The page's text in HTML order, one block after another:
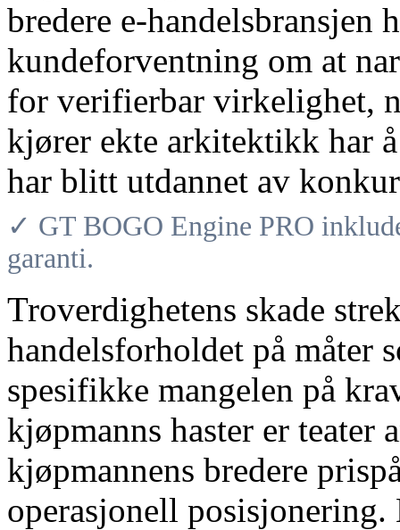
bredere e-handelsbransjen
kundeforventning om at
for verifierbar virkelighet,
kjører ekte arkitektikk har
har blitt utdannet av
✓ GT BOGO Engine PRO
garanti.
Troverdighetens skade
handelsforholdet på måter
spesifikke mangelen på
kjøpmanns haster er teater
kjøpmannens bredere
operasjonell posisjonering.